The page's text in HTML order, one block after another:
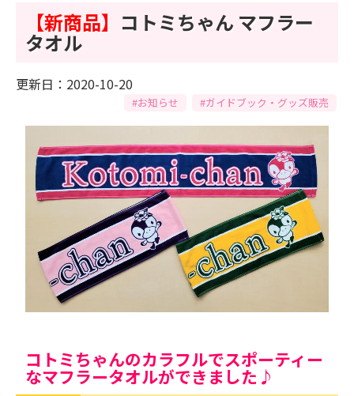
【新商品】 コトミちゃん マフラー
タオル
更新日：2020-10-20
#お知らせ #ガイドブック・グッズ販売
コトミちゃんのカラフルでスポーティー
なマフラータオルができました♪